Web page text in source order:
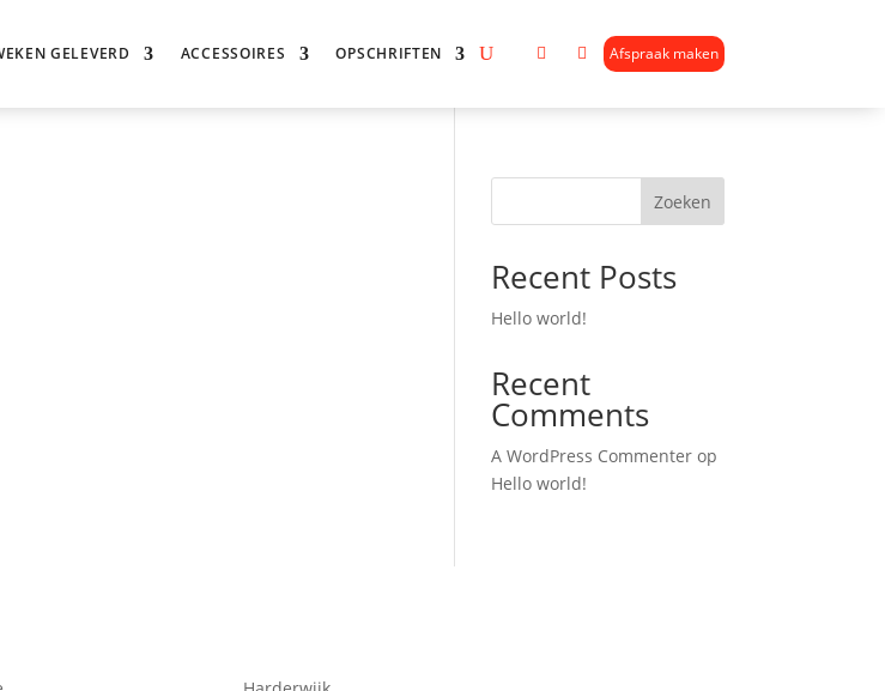
GELEVERD ACCESSOIRES OPSCHRIFTEN   Afspraak maken
Zoeken
Recent Posts
Hello world!
Recent
Comments
A WordPress Commenter op
Hello world!